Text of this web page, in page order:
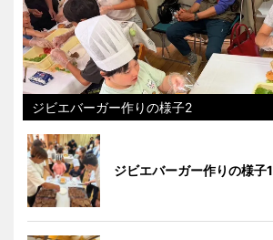
ジビエバーガー作りの様子2
ジビエバーガー作りの様子1